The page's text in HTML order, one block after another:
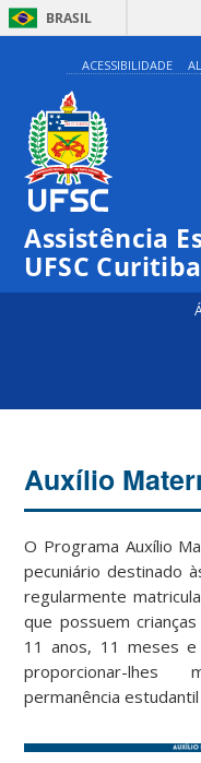
BRASIL
ACESSIBILIDADE
Assistência
UFSC
Auxílio
O Programa Auxílio
pecuniário destinado
regularmente
que possuem
11 anos, 11 meses
proporcionar-lhes
permanência estudantil